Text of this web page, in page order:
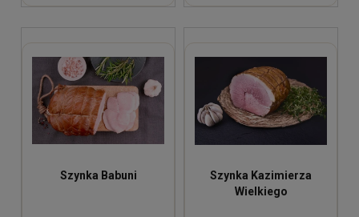
Szynka Babuni
Szynka Kazimierza
Wielkiego